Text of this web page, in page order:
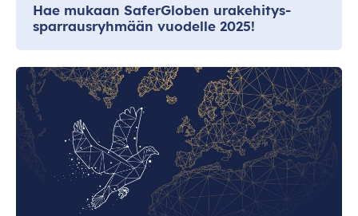
Hae mukaan SaferGloben urakehitys-
sparrausryhmään vuodelle 2025!